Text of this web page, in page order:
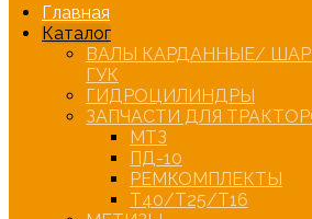
Главная
Каталог
ВАЛЫ КАРДАННЫЕ/
ГУК
ГИДРОЦИЛИНДРЫ
ЗАПЧАСТИ ДЛЯ
МТЗ
ПД-10
РЕМКОМПЛЕКТЫ
Т40/Т25/Т16